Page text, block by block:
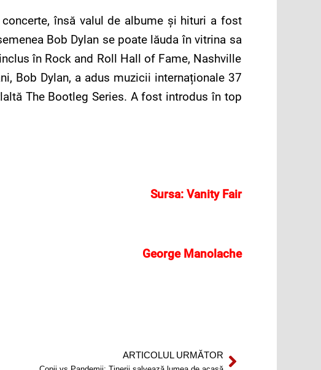
însă valul de albume și hituri a fost
Bob Dylan se poate lăuda în vitrina sa
în Rock and Roll Hall of Fame, Nashville
Bob Dylan, a adus muzicii internaționale 37
The Bootleg Series. A fost introdus în top
Sursa: Vanity Fair
George Manolache
ARTICOLUL URMĂTORNext